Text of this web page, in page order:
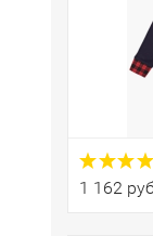
1 162